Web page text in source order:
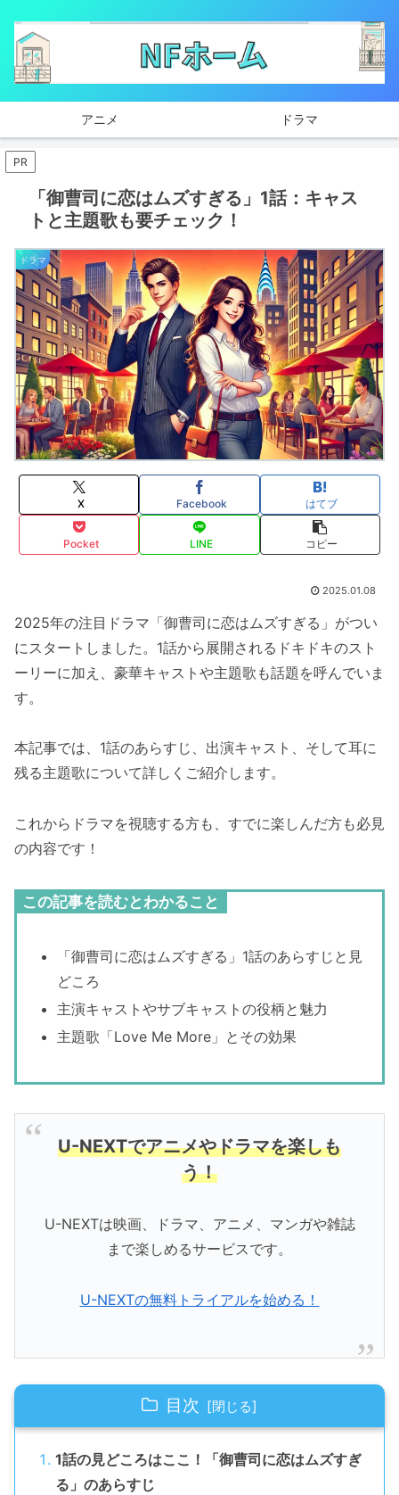
アニメ ドラマ
PR
「御曹司に恋はムズすぎる」1話：キャス
トと主題歌も要チェック！
ドラマ
X Facebook はてブ
Pocket LINE コピー
2025.01.08
2025年の注目ドラマ「御曹司に恋はムズすぎる」がつい
にスタートしました。1話から展開されるドキドキのスト
ーリーに加え、豪華キャストや主題歌も話題を呼んでいま
す。
本記事では、1話のあらすじ、出演キャスト、そして耳に
残る主題歌について詳しくご紹介します。
これからドラマを視聴する方も、すでに楽しんだ方も必見
の内容です！
この記事を読むとわかること
「御曹司に恋はムズすぎる」1話のあらすじと見
どころ
主演キャストやサブキャストの役柄と魅力
主題歌「Love Me More」とその効果
U-NEXTでアニメやドラマを楽しも
う！
U-NEXTは映画、ドラマ、アニメ、マンガや雑誌
まで楽しめるサービスです。
U-NEXTの無料トライアルを始める！
目次
1話の見どころはここ！「御曹司に恋はムズすぎ
る」のあらすじ